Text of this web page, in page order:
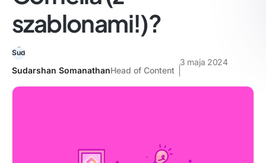
szablonami!)?
Sudarshan SomanathanHead of Content
3 maja 2024